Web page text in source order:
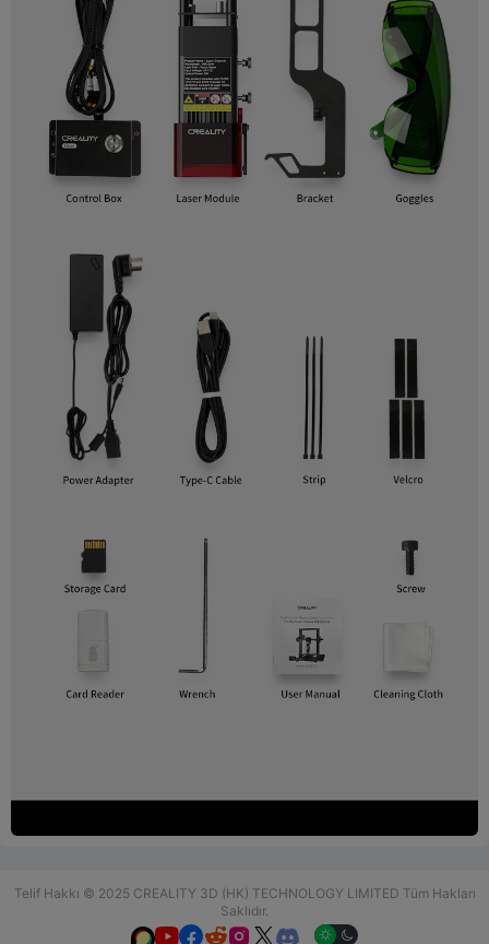
Telif Hakkı © 2025 CREALITY 3D (HK) TECHNOLOGY LIMITED Tüm Hakları
Saklıdır.
  